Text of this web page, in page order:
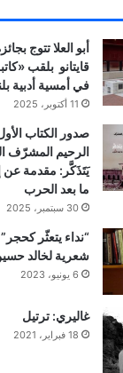
أبو العلا تتوج
قايتانو بلقب
في أمسية أدبية
11 أكتوبر، 2025
صدور الكتاب
الرحيم المشرّف
يَتَذَكَّر: مقدمة عن
ما بعد الحرب
30 سبتمبر، 2025
“نداء يتعثّر
شعرية لخالد
6 يونيو، 2023
غاليري: ترتيل
18 فبراير، 2021